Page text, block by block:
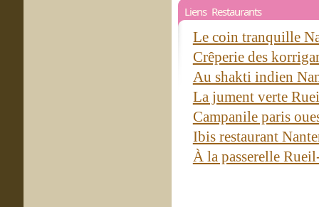
Liens Restaurants
Le coin tranquille
Crêperie des
Au shakti indien
La jument verte
Campanile paris
Ibis restaurant
À la passerelle